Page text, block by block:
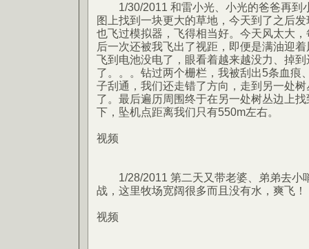
1/30/2011 和雷小光、小光的爸爸再到
图上找到一块更大的草地，今天到了之后
也飞过模拟器，飞得相当好。今天风太大
后一次还被我飞出了视距，即便是满油迎
飞到电池没电了，眼看着越来越没力、掉
了。。。钻过两个栅栏，我被刮出5条血痕
子刮通，我们还走错了方向，走到另一处
了。最后遍历周围终于在另一处树丛边上
下，坠机点距离我们只有550m左右。
视频
1/28/2011 第二天又带老婆、弟弟去小
战，这里牧场宽阔很多而且没有水，爽飞！
视频